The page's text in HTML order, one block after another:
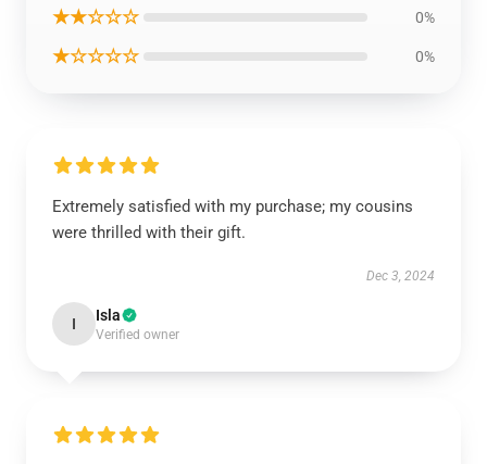
★★☆☆☆ 0%
★☆☆☆☆ 0%
Extremely satisfied with my purchase; my cousins
were thrilled with their gift.
Dec 3, 2024
I Isla
Verified owner